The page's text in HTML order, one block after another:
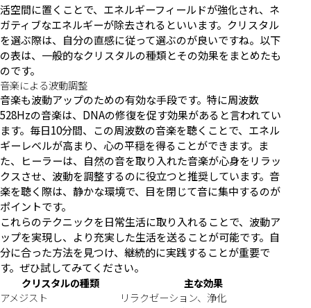
活空間に置くことで、エネルギーフィールドが強化され、ネ
ガティブなエネルギーが除去されるといいます。クリスタル
を選ぶ際は、自分の直感に従って選ぶのが良いですね。以下
の表は、一般的なクリスタルの種類とその効果をまとめたも
のです。
音楽による波動調整
音楽も波動アップのための有効な手段です。特に周波数
528Hzの音楽は、DNAの修復を促す効果があると言われてい
ます。毎日10分間、この周波数の音楽を聴くことで、エネル
ギーレベルが高まり、心の平穏を得ることができます。ま
た、ヒーラーは、自然の音を取り入れた音楽が心身をリラッ
クスさせ、波動を調整するのに役立つと推奨しています。音
楽を聴く際は、静かな環境で、目を閉じて音に集中するのが
ポイントです。
これらのテクニックを日常生活に取り入れることで、波動ア
ップを実現し、より充実した生活を送ることが可能です。自
分に合った方法を見つけ、継続的に実践することが重要で
す。ぜひ試してみてください。
クリスタルの種類
主な効果
アメジスト
リラクゼーション、浄化